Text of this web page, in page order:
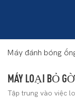
Máy đánh bóng
MÁY LOẠI BỎ GỜ
Tập trung vào việc